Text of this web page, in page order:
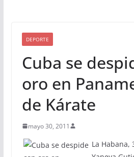
DEPORTE
Cuba se
oro en
de Kárate
mayo 30, 2011
La Habana,